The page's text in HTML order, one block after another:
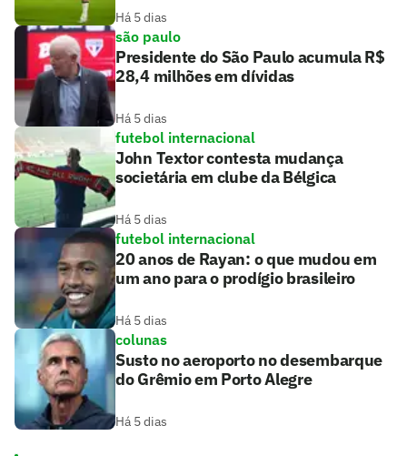
Há 5 dias
são paulo
Presidente do São Paulo acumula R$
28,4 milhões em dívidas
Há 5 dias
futebol internacional
John Textor contesta mudança
societária em clube da Bélgica
Há 5 dias
futebol internacional
20 anos de Rayan: o que mudou em
um ano para o prodígio brasileiro
Há 5 dias
colunas
Susto no aeroporto no desembarque
do Grêmio em Porto Alegre
Há 5 dias